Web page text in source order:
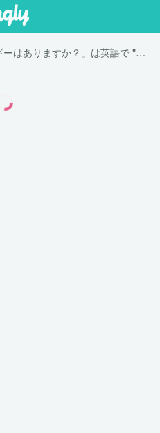
「アレルギーはありますか？」は英語で "Do you have any allergies?"